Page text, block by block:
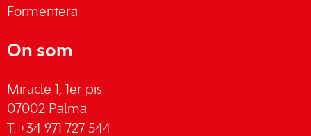
Formentera
On som
Miracle 1, 1er pis
07002 Palma
T: +34 971 727 544